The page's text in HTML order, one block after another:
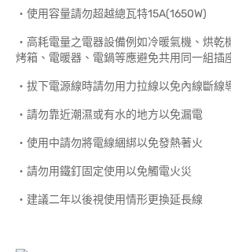
‧使用容量請勿超越總瓦特15A(1650W)
‧高耗電量之電器設備例如冷暖氣機、烘乾
烤箱、電暖器、電鍋等應避免共用同一組插
‧拔下電源線時請勿用力拉線以免內線斷線
‧請勿靠近潮濕或有水的地方以免漏電
‧使用中請勿將電線綑綁以免發熱著火
‧請勿用鐵釘固定使用以免觸電火災
‧建議二年以後視使用情形更換延長線